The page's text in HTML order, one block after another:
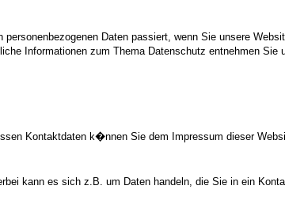
Daten passiert, wenn Sie unsere
Informationen zum Thema Datenschutz entnehmen Sie
Kontaktdaten k�nnen Sie dem Impressum dieser
kann es sich z.B. um Daten handeln, die Sie in ein